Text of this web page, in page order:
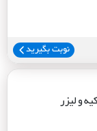
نوبت بگیرید
و لیزر